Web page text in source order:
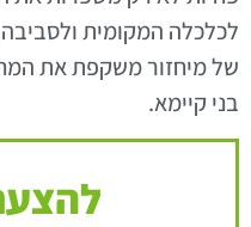
לכלכלה המקומית
של מיחזור משקפת את
בני קיימא.